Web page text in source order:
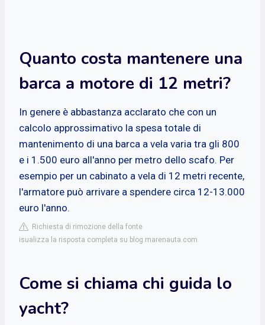
Quanto costa mantenere una
barca a motore di 12 metri?
In genere è abbastanza acclarato che con un
calcolo approssimativo la spesa totale di
mantenimento di una barca a vela varia tra gli 800
e i 1.500 euro all'anno per metro dello scafo. Per
esempio per un cabinato a vela di 12 metri recente,
l'armatore può arrivare a spendere circa 12-13.000
euro l'anno.
Richiesta di rimozione della fonte
isualizza la risposta completa su blog.marenauta.com
Come si chiama chi guida lo
yacht?